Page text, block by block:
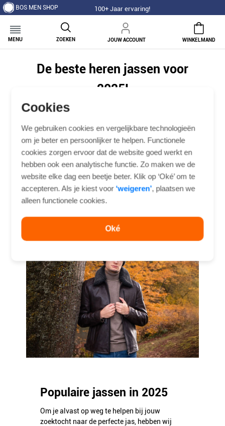
Cookies
We gebruiken cookies en vergelijkbare technologieën
om je beter en persoonlijker te helpen. Functionele
cookies zorgen ervoor dat de website goed werkt en
hebben ook een analytische functie. Zo maken we de
website elke dag een beetje beter. Klik op ‘Oké’ om te
accepteren. Als je kiest voor ‘weigeren’, plaatsen we
alleen functionele cookies.
Oké
BOS MEN SHOP 100+ Jaar ervaring!
MENU ZOEKEN JOUW ACCOUNT WINKELMAND
De beste heren jassen voor
2025!
zich mee als het gaat om de herenmode. Evenals een
aantal andere kledingstukken, zullenheren jassenhierbij
weer een belangrijke rol spelen. Aankomend jaar zal veel
draaien om veelzijdigheid en duurzaamheid, met
ontwerpen die perfect passen bij elke gelegenheid en elk
seizoen. Aan de hand van dit artikel nemen wij je graag
mee in wat ons te wachten staat. Lees mee!
Populaire jassen in 2025
Om je alvast op weg te helpen bij jouw
zoektocht naar de perfecte jas, hebben wij